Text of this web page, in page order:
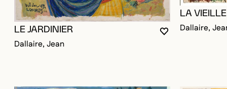
VOUS DEVEZ
FERMER LA
OUVRIR LA
LE JARDINIER
Dallaire, Jean
LA
Dallaire,